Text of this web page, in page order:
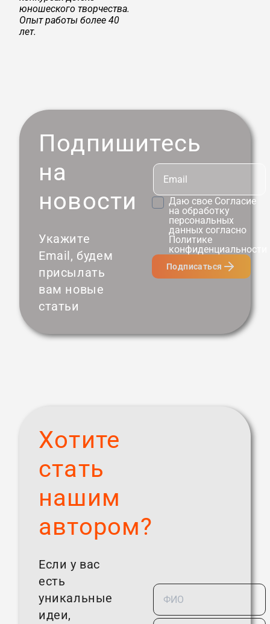
юношеского творчества.
Опыт работы более 40
лет.
Подпишитесь
на
новости
Укажите
Email, будем
присылать
вам новые
статьи
Даю свое Согласие
на обработку
персональных
данных согласно
Политике
конфиденциальности
Подписаться
Хотите
стать
нашим
автором?
Если у вас
есть
уникальные
идеи,